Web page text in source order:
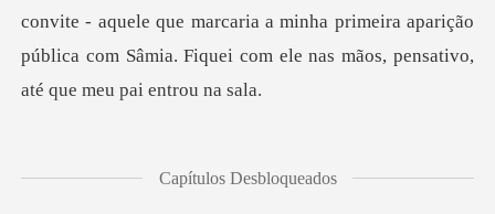
convite - aquele que marc
Capítulos Desbloqueados